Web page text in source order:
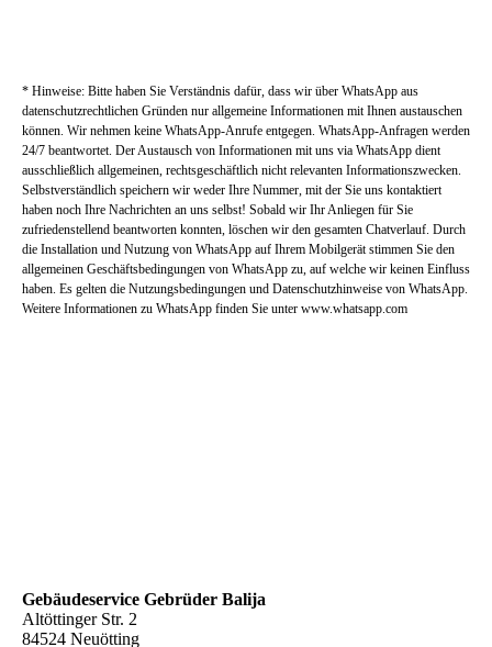
* Hinweise: Bitte haben Sie Verständnis dafür, dass wir über WhatsApp aus
datenschutzrechtlichen Gründen nur allgemeine Informationen mit Ihnen austauschen
können. Wir nehmen keine WhatsApp-Anrufe entgegen. WhatsApp-Anfragen werden
24/7 beantwortet. Der Austausch von Informationen mit uns via WhatsApp dient
ausschließlich allgemeinen, rechtsgeschäftlich nicht relevanten Informationszwecken.
Selbstverständlich speichern wir weder Ihre Nummer, mit der Sie uns kontaktiert
haben noch Ihre Nachrichten an uns selbst! Sobald wir Ihr Anliegen für Sie
zufriedenstellend beantworten konnten, löschen wir den gesamten Chatverlauf. Durch
die Installation und Nutzung von WhatsApp auf Ihrem Mobilgerät stimmen Sie den
allgemeinen Geschäftsbedingungen von WhatsApp zu, auf welche wir keinen Einfluss
haben. Es gelten die Nutzungsbedingungen und Datenschutzhinweise von WhatsApp.
Weitere Informationen zu WhatsApp finden Sie unter www.whatsapp.com
Gebäudeservice Gebrüder Balija
Altöttinger Str. 2
84524 Neuötting